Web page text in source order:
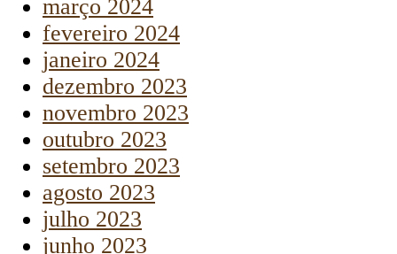
março 2024
fevereiro 2024
janeiro 2024
dezembro 2023
novembro 2023
outubro 2023
setembro 2023
agosto 2023
julho 2023
junho 2023